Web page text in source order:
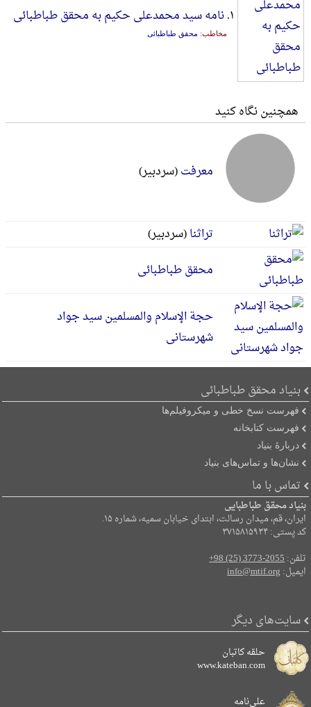
۱. نامه سید محمدعلی حکیم به محقق طباطبائی
مخاطب: محقق طباطبائی
همچنین نگاه کنید
معرفت(سردبير)
تراثنا(سردبیر)
محقق طباطبائی
حجة الإسلام والمسلمین سید جواد
شهرستانی
بنیاد محقق طباطبائی
فهرست نسخ خطی و میکروفیلم‌ها
فهرست کتابخانه
دربارۀ بنیاد
نشان‌ها و تماس‌های بنیاد
تماس با ما
بنیاد محقق طباطبایی
ایران، قم، میدان رسالت، ابتدای خیابان سمیه، شماره ۱۵.
کد پستی: ۳۷۱۵۸۱۵۹۳۴
تلفن:+98 (25) 3773-2055
ایمیل:info@mtif.org
سایت‌های دیگر
حلقه کاتبان
www.kateban.com
علی‌نامه